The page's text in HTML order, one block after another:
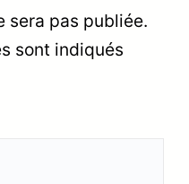
sera pas publiée.
sont indiqués